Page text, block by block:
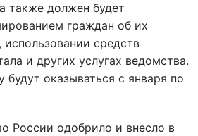
также должен будет
граждан об их
средств
и других услугах ведомства.
будут оказываться с января по
России одобрило и внесло в